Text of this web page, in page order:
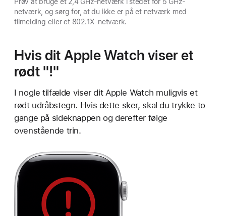
netværk, og sørg for, at du ikke er på et netværk med
tilmelding eller et 802.1X-netværk.
Hvis dit Apple Watch viser et
rødt "!"
I nogle tilfælde viser dit Apple Watch muligvis et
rødt udråbstegn. Hvis dette sker, skal du trykke to
gange på sideknappen og derefter følge
ovenstående trin.